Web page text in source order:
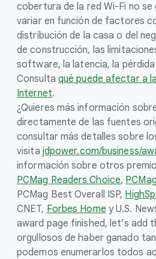
cobertura de la red Wi-Fi no se
variar en función de factores
distribución de la casa o del
de construcción, las
software, la latencia, la
Consulta qué puede afectar a
Internet.
¿Quieres más información
directamente de las fuentes
consultar más detalles sobre
visita jdpower.com/business/
información sobre otros
PCMag Readers Choice,
PCMag Best Overall ISP,
CNET, Forbes Home y U.S.
award page finished, let’s add
orgullosos de haber ganado
podemos enumerarlos todos